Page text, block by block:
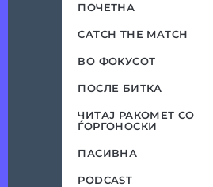
ПОЧЕТНА
CATCH THE MATCH
ВО ФОКУСОТ
ПОСЛЕ БИТКА
ЧИТАЈ РАКОМЕТ СО
ЃОРГОНОСКИ
ПАСИВНА
PODCAST